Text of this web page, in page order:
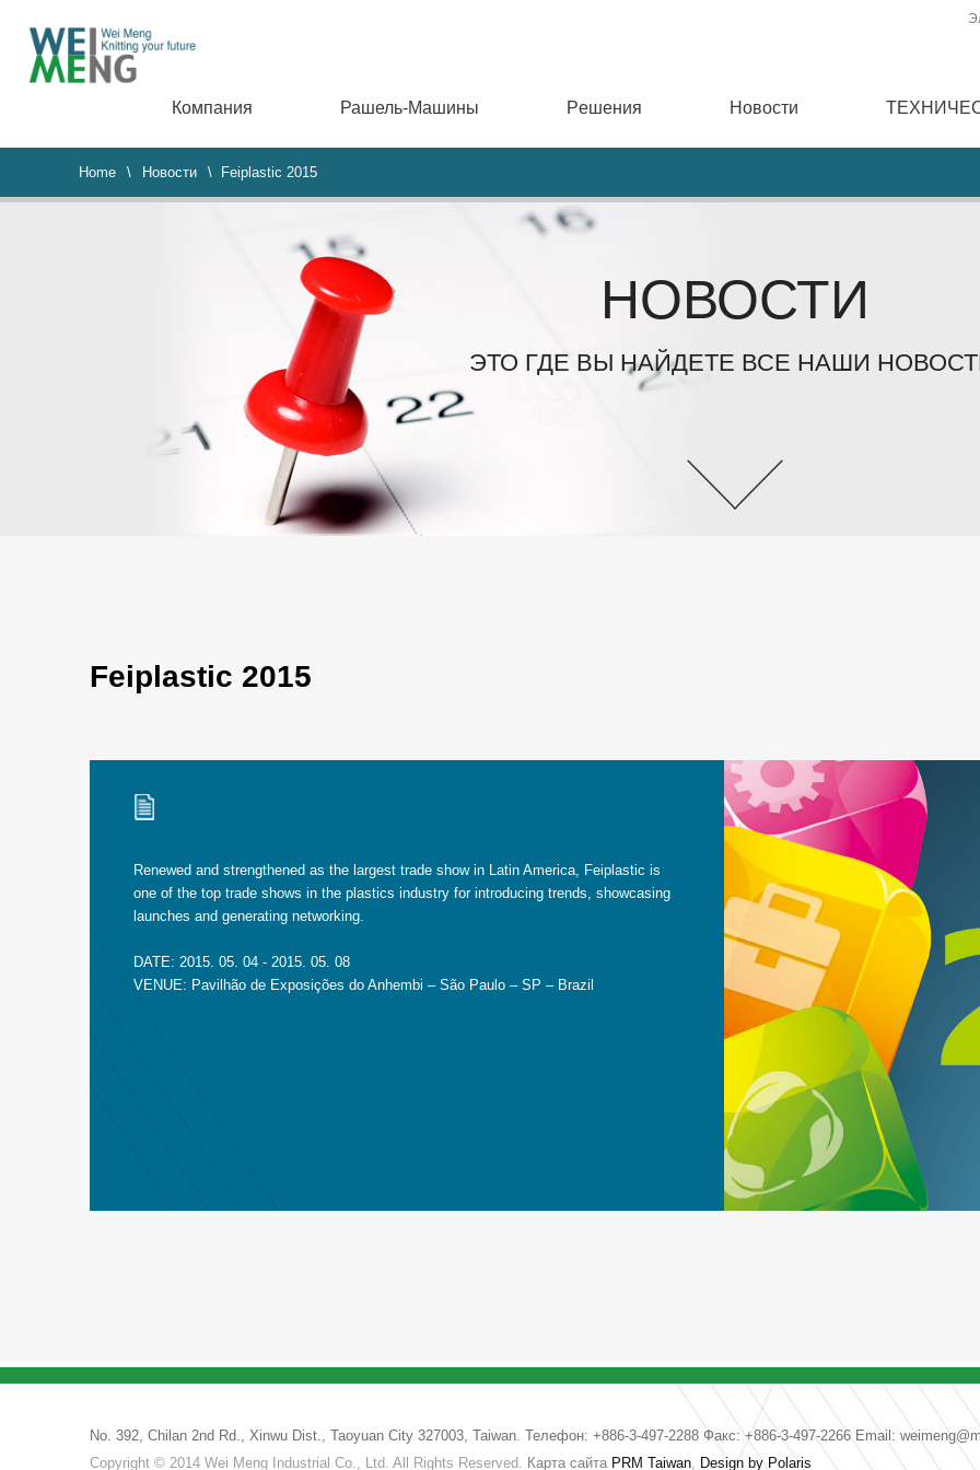
Компания Рашель-Машины Pешения Новости
Home \ Новости \ Feiplastic 2015
НОВОСТИ
ЭТО ГДЕ ВЫ НАЙДЕТЕ ВСЕ НАШИ
Feiplastic 2015
Renewed and strengthened as the largest trade show in Latin America, Feiplastic is
one of the top trade shows in the plastics industry for introducing trends, showcasing
launches and generating networking.
DATE: 2015. 05. 04 - 2015. 05. 08
VENUE: Pavilhão de Exposições do Anhembi – São Paulo – SP – Brazil
No. 392, Chilan 2nd Rd., Xinwu Dist., Taoyuan City 327003, Taiwan. Телефон: +886-3-497-2288 Факс: +886-3-497-2266 Email:
Copyright © 2014 Wei Meng Industrial Co., Ltd. All Rights Reserved. Карта сайта PRM Taiwan, Design by Polaris